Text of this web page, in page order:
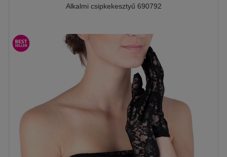
Alkalmi csipkekesztyű 690792